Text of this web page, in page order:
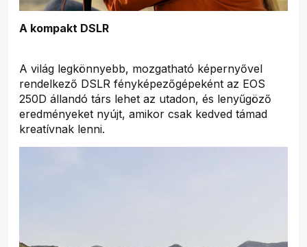
A kompakt DSLR
A világ legkönnyebb, mozgatható képernyővel
rendelkező DSLR fényképezőgépeként az EOS
250D állandó társ lehet az utadon, és lenyűgöző
eredményeket nyújt, amikor csak kedved támad
kreatívnak lenni.